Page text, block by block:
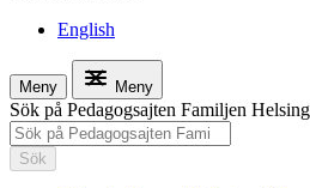
English
Meny Meny
Sök på Pedagogsajten Familjen
Sök